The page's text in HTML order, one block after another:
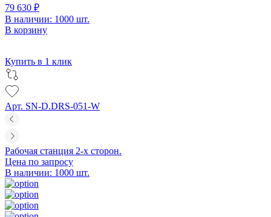
79 630 ₽
В наличии: 1000 шт.
В корзину
Купить в 1 клик
Арт. SN-D.DRS-051-W
Рабочая станция 2-х сторон.
Цена по запросу
В наличии: 1000 шт.